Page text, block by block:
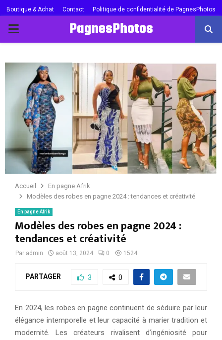
Boutique & Achat Contact Politique de confidentialité de PagnesPhotos
PRIMARY
PagnesPhotos
Accueil
En pagne Afrik
Modèles des robes en pagne 2024 : tendances et créativité
En pagne Afrik
Modèles des robes en pagne 2024 :
tendances et créativité
Par admin août 13, 2024 0 1524
PARTAGER 3 0
En 2024, les robes en pagne continuent de séduire par leur
élégance intemporelle et leur capacité à marier tradition et
modernité. Les créateurs rivalisent d’ingéniosité pour